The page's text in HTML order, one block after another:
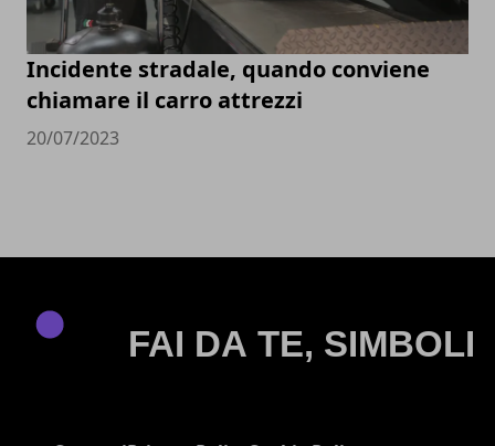
Incidente stradale, quando conviene
chiamare il carro attrezzi
20/07/2023